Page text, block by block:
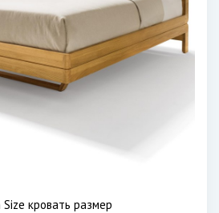
Size кровать размер